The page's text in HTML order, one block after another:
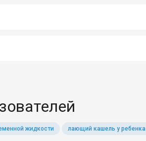
жидкости лающий кашель у ребенка